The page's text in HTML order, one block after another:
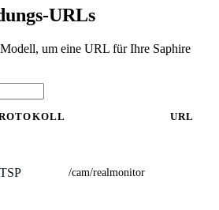
URLs
um eine URL für Ihre Saphire
URL
/cam/realmonitor